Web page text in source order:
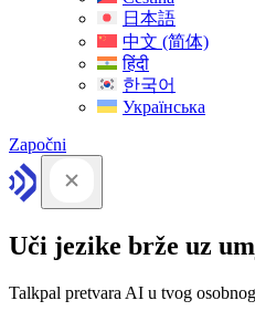
日本語
中文 (简体)
हिंदी
한국어
Українська
Započni
Uči jezike brže uz
Talkpal pretvara AI u tvog